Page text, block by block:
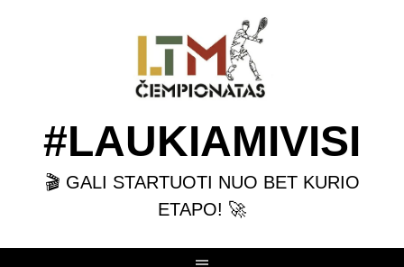
#LAUKIAMIVISI
🎬 GALI STARTUOTI NUO BET KURIO
ETAPO! 🚀